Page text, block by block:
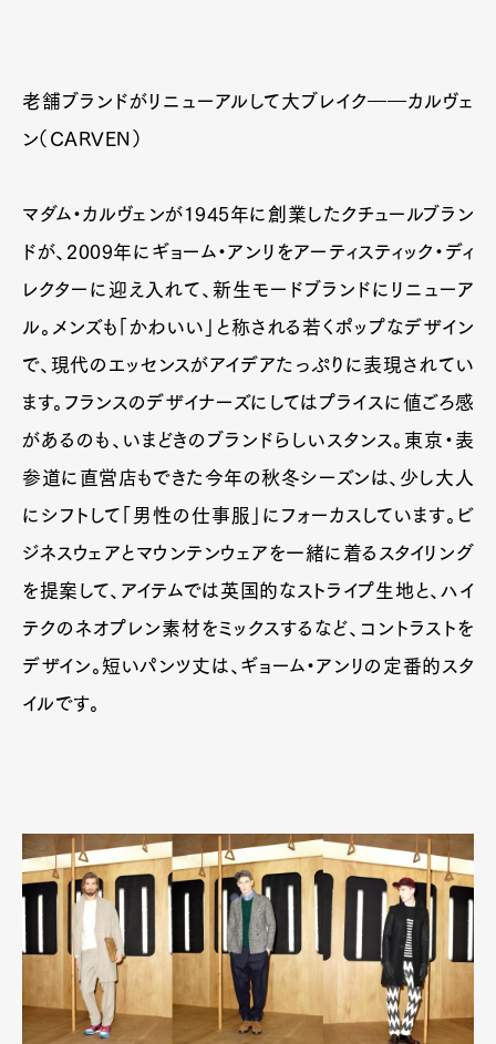
老舗ブランドがリニューアルして大ブレイク――カルヴェ
ン（CARVEN）
マダム・カルヴェンが1945年に創業したクチュールブラン
ドが、2009年にギョーム・アンリをアーティスティック・ディ
レクターに迎え入れて、新生モードブランドにリニューア
ル。メンズも「かわいい」と称される若くポップなデザイン
で、現代のエッセンスがアイデアたっぷりに表現されてい
ます。フランスのデザイナーズにしてはプライスに値ごろ感
があるのも、いまどきのブランドらしいスタンス。東京・表
参道に直営店もできた今年の秋冬シーズンは、少し大人
にシフトして「男性の仕事服」にフォーカスしています。ビ
ジネスウェアとマウンテンウェアを一緒に着るスタイリング
を提案して、アイテムでは英国的なストライプ生地と、ハイ
テクのネオプレン素材をミックスするなど、コントラストを
デザイン。短いパンツ丈は、ギョーム・アンリの定番的スタ
イルです。